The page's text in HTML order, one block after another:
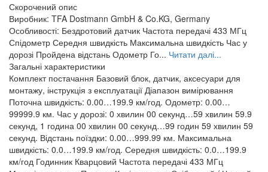
Скорочений опис
Виробник: TFA Dostmann GmbH & Co.KG, Germany
Особливості: Бездротовий датчик Частота передачі 433 МГц
Спідометр Середня швидкість Максимальна швидкість Час у
дорозі Пройдена відстань Одометр Го... Читати далі...
Загальні характеристики
Комплект постачання Базовий блок, датчик, аксесуари для
монтажу, інструкція з експлуатації Діапазон вимірювання
Поточна швидкість: 0.00…199.9 км/год. Одометр: 0.00…
99999.9 км. Час у дорозі: 0 хвилин 00 секунд…59 хвилин 59.9
секунд, 1 година 00 хвилин 00 секунд…99 годин 59 хвилин 59
секунд. Відстань поїздки: 0.00…999.99 км. Максимальна
швидкість: 0.0…199.9 км/год. Середня швидкість: 0.0…199.9
км/год Годинник Кварцовий Частота передачі 433 МГц